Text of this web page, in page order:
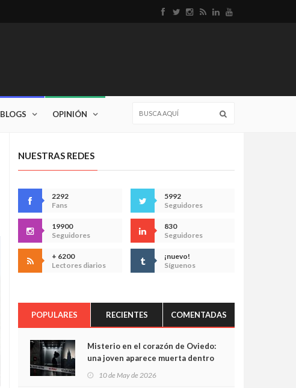
BLOGS OPINIÓN
NUESTRAS REDES
2292
Fans
5992
Seguidores
19900
Seguidores
830
Seguidores
+ 6200
Lectores diarios
¡nuevo!
Síguenos
POPULARES RECIENTES COMENTADAS
Misterio en el corazón de Oviedo:
una joven aparece muerta dentro
cámaras captan sus últimos
10 de May de 2026